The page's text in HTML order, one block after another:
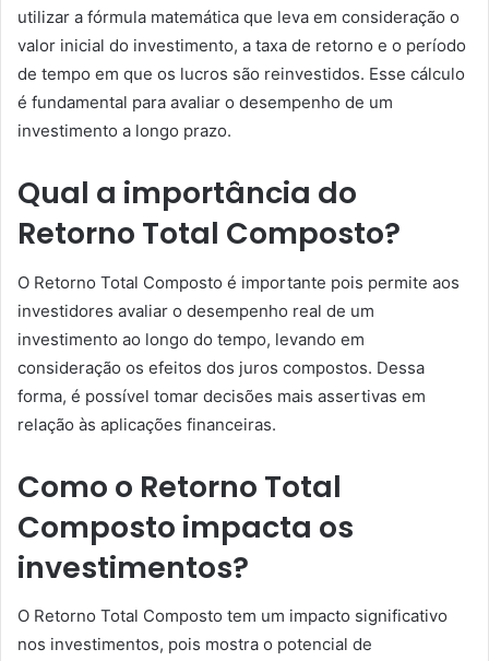
utilizar a fórmula matemática que leva em consideração o
valor inicial do investimento, a taxa de retorno e o período
de tempo em que os lucros são reinvestidos. Esse cálculo
é fundamental para avaliar o desempenho de um
investimento a longo prazo.
Qual a importância do
Retorno Total Composto?
O Retorno Total Composto é importante pois permite aos
investidores avaliar o desempenho real de um
investimento ao longo do tempo, levando em
consideração os efeitos dos juros compostos. Dessa
forma, é possível tomar decisões mais assertivas em
relação às aplicações financeiras.
Como o Retorno Total
Composto impacta os
investimentos?
O Retorno Total Composto tem um impacto significativo
nos investimentos, pois mostra o potencial de